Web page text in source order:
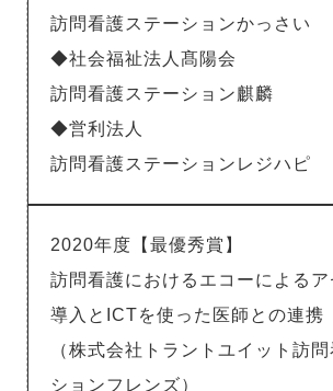
訪問看護ステーションかっさい
◆社会福祉法人髙陽会
訪問看護ステーション麒麟
◆営利法人
訪問看護ステーションレジハピ
2020年度【最優秀賞】
訪問看護におけるエコーによるア
導入とICTを使った医師との連携
（株式会社トラントユイット訪
ションフレンズ）